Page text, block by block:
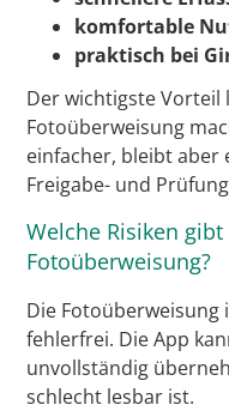
komfortable
praktisch bei
Der wichtigste
Fotoüberweisung
einfacher, bleibt aber
Freigabe- und
Welche Risiken
Fotoüberweisung?
Die
fehlerfrei. Die App
unvollständig
schlecht lesbar ist.